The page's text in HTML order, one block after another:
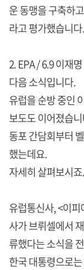
운 동맹을 구축하
라고 평가했습니다.
2. EPA / 6.9 이재
다음 소식입니다.
유럽을 순방 중인
보도도 이어졌습
동포 간담회부터
했는데요.
자세히 살펴보시죠.
유럽통신사, <이
사가 브뤼셀에서
류했다는 소식을
한국 대통령으로